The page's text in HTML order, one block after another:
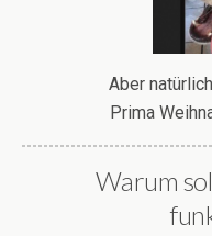
Aber
Prima
Warum